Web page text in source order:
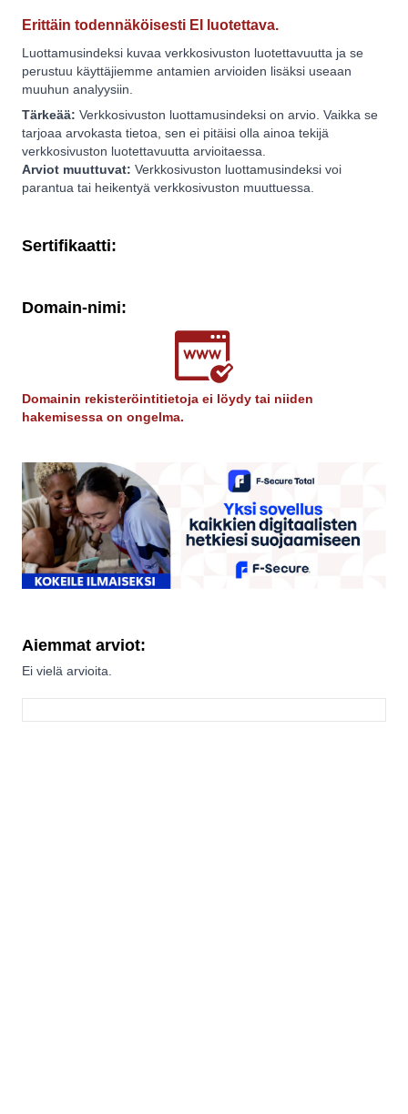
Erittäin todennäköisesti EI luotettava.
Luottamusindeksi kuvaa verkkosivuston luotettavuutta ja se
perustuu käyttäjiemme antamien arvioiden lisäksi useaan
muuhun analyysiin.
Tärkeää: Verkkosivuston luottamusindeksi on arvio. Vaikka se
tarjoaa arvokasta tietoa, sen ei pitäisi olla ainoa tekijä
verkkosivuston luotettavuutta arvioitaessa.
Arviot muuttuvat: Verkkosivuston luottamusindeksi voi
parantua tai heikentyä verkkosivuston muuttuessa.
Sertifikaatti:
Domain-nimi:
Domainin rekisteröintitietoja ei löydy tai niiden
hakemisessa on ongelma.
Aiemmat arviot:
Ei vielä arvioita.